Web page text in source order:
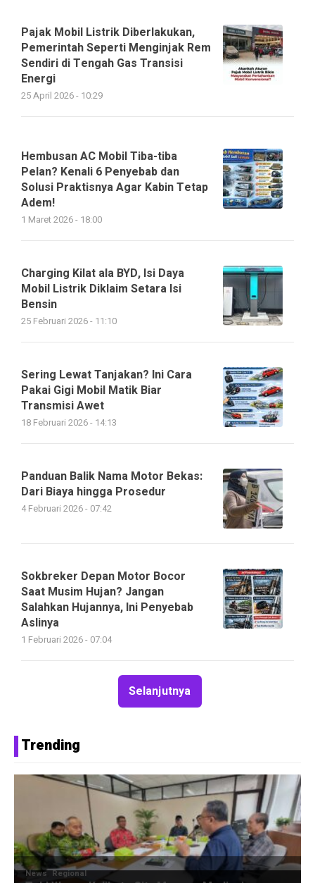
Pajak Mobil Listrik Diberlakukan,
Pemerintah Seperti Menginjak Rem
Sendiri di Tengah Gas Transisi
Energi
25 April 2026 - 10:29
Hembusan AC Mobil Tiba-tiba
Pelan? Kenali 6 Penyebab dan
Solusi Praktisnya Agar Kabin Tetap
Adem!
1 Maret 2026 - 18:00
Charging Kilat ala BYD, Isi Daya
Mobil Listrik Diklaim Setara Isi
Bensin
25 Februari 2026 - 11:10
Sering Lewat Tanjakan? Ini Cara
Pakai Gigi Mobil Matik Biar
Transmisi Awet
18 Februari 2026 - 14:13
Panduan Balik Nama Motor Bekas:
Dari Biaya hingga Prosedur
4 Februari 2026 - 07:42
Sokbreker Depan Motor Bocor
Saat Musim Hujan? Jangan
Salahkan Hujannya, Ini Penyebab
Aslinya
1 Februari 2026 - 07:04
Selanjutnya
Trending